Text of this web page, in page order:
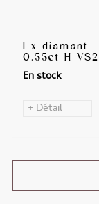
1 x diamant
0.55ct H VS2
En stock
+ Détail